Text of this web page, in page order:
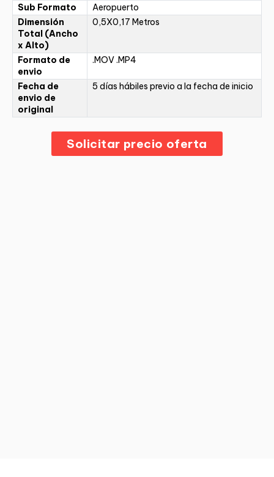
Sub Formato
Aeropuerto
Dimensión
Total (Ancho
x Alto)
0,5X0,17 Metros
Formato de
envio
.MOV .MP4
Fecha de
envio de
original
5 días hábiles previo a la fecha de inicio
Solicitar precio oferta